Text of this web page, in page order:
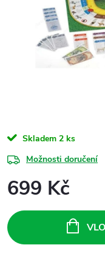
Skladem 2 ks
Možnosti doručení
699 Kč
cena: